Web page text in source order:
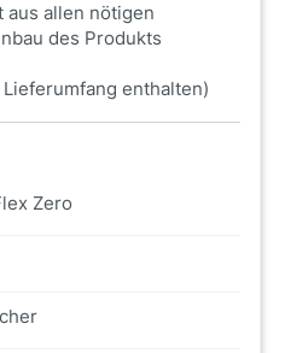
aus allen nötigen
des Produkts
enthalten)
Zero